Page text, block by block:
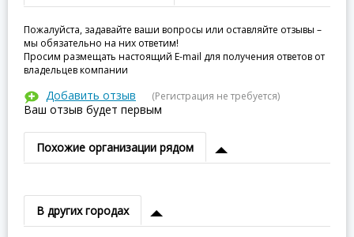
Пожалуйста, задавайте ваши вопросы или оставляйте отзывы –
мы обязательно на них ответим!
Просим размещать настоящий E-mail для получения ответов от
владельцев компании
Добавить отзыв (Регистрация не требуется)
Ваш отзыв будет первым
Похожие организации рядом
В других городах